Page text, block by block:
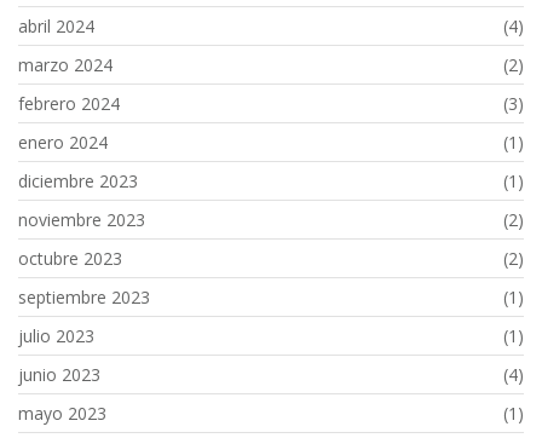
abril 2024
(4)
marzo 2024
(2)
febrero 2024
(3)
enero 2024
(1)
diciembre 2023
(1)
noviembre 2023
(2)
octubre 2023
(2)
septiembre 2023
(1)
julio 2023
(1)
junio 2023
(4)
mayo 2023
(1)